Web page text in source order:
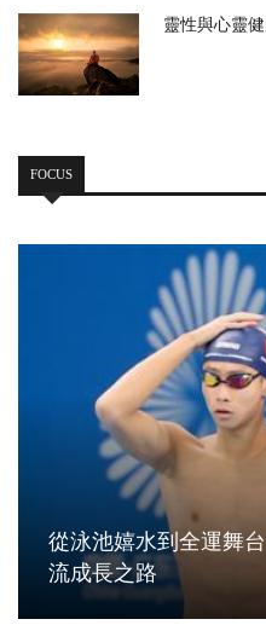
靈性與心靈
FOCUS
從泳池嬉水到全運舞
流成長之路